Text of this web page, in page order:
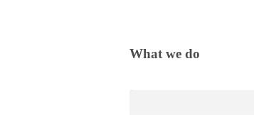
What we do